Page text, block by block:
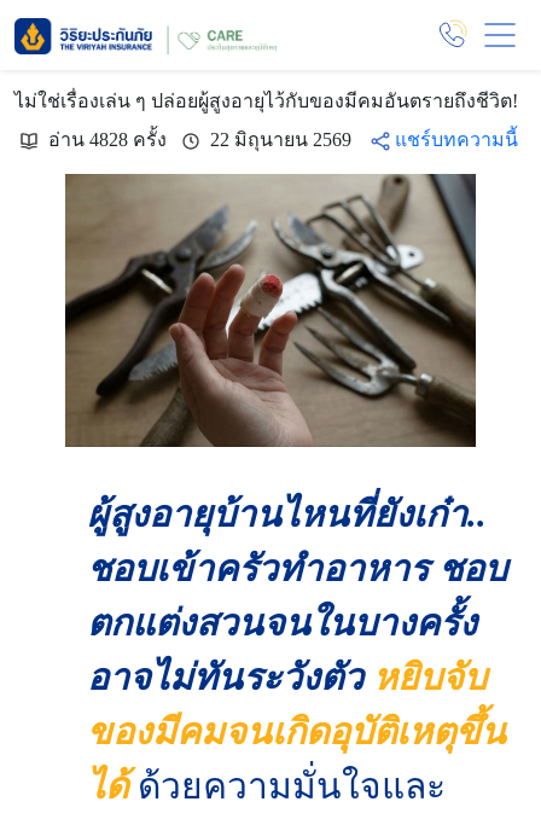
ไม่ใช่เรื่องเล่น ๆ ปล่อยผู้สูงอายุไว้กับของมีคมอันตรายถึงชีวิต!
อ่าน 4828 ครั้ง
22 มิถุนายน 2569 แชร์บทความนี้
ผู้สูงอายุบ้านไหนที่ยังเก๋า..
ชอบเข้าครัวทำอาหาร ชอบ
ตกแต่งสวนจนในบางครั้ง
อาจไม่ทันระวังตัวหยิบจับ
ของมีคมจนเกิดอุบัติเหตุขึ้น
ได้ด้วยความมั่นใจและ